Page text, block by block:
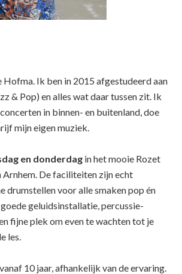
Ik ben in 2015 afgestudeerd aan
& Pop) en alles wat daar tussen zit. Ik
in binnen- en buitenland, doe
mijn eigen muziek.
en donderdag in het mooie Rozet
Arnhem. De faciliteiten zijn echt
drumstellen voor alle smaken pop én
geluidsinstallatie, percussie-
fijne plek om even te wachten tot je
les.
10 jaar, afhankelijk van de ervaring.